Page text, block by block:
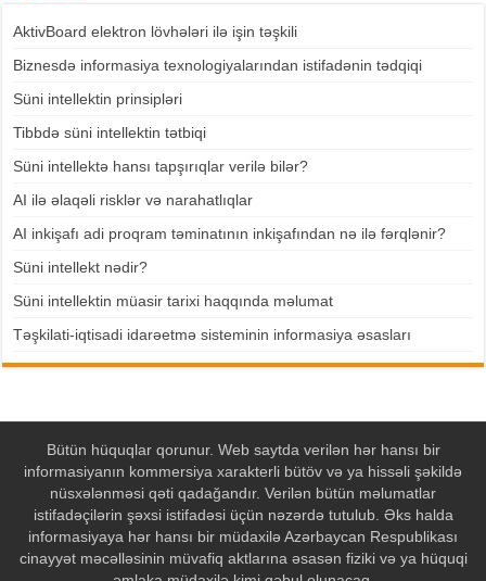
AktivBoard elektron lövhələri ilə işin təşkili
Biznesdə informasiya texnologiyalarından istifadənin tədqiqi
Süni intellektin prinsipləri
Tibbdə süni intellektin tətbiqi
Süni intellektə hansı tapşırıqlar verilə bilər?
AI ilə əlaqəli risklər və narahatlıqlar
AI inkişafı adi proqram təminatının inkişafından nə ilə fərqlənir?
Süni intellekt nədir?
Süni intellektin müasir tarixi haqqında məlumat
Təşkilati-iqtisadi idarəetmə sisteminin informasiya əsasları
Bütün hüquqlar qorunur. Web saytda verilən hər hansı bir
informasiyanın kommersiya xarakterli bütöv və ya hissəli şəkildə
nüsxələnməsi qəti qadağandır. Verilən bütün məlumatlar
istifadəçilərin şəxsi istifadəsi üçün nəzərdə tutulub. Əks halda
informasiyaya hər hansı bir müdaxilə Azərbaycan Respublikası
cinayyət məcəlləsinin müvafiq aktlarına əsasən fiziki və ya hüquqi